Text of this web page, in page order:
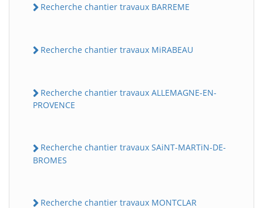
Recherche chantier travaux BARREME
Recherche chantier travaux MiRABEAU
Recherche chantier travaux ALLEMAGNE-EN-
PROVENCE
Recherche chantier travaux SAiNT-MARTiN-DE-
BROMES
Recherche chantier travaux MONTCLAR